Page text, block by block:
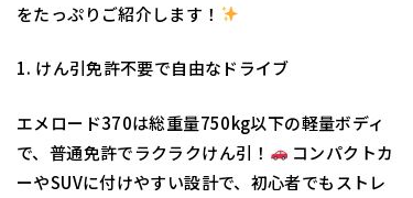
をたっぷりご紹介します！
1. けん引免許不要で自由なドライブ
エメロード370は総重量750kg以下の軽量ボディ
で、普通免許でラクラクけん引！
コンパクトカ
ーやSUVに付けやすい設計で、初心者でもストレ